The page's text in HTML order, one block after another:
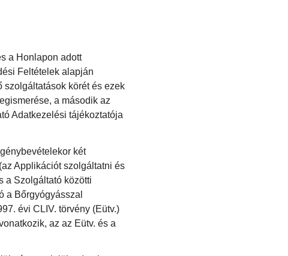
a Honlapon adott
Feltételek alapján
szolgáltatások körét és ezek
a második az
Adatkezelési tájékoztatója
két
Applikációt szolgáltatni és
a Szolgáltató közötti
a Bőrgyógyásszal
évi CLIV. törvény (Eütv.)
az az Eütv. és a